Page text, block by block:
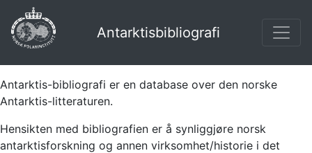
Antarktisbibliografi
Antarktis-bibliografi er en database over den norske
Antarktis-litteraturen.
Hensikten med bibliografien er å synliggjøre norsk
antarktisforskning og annen virksomhet/historie i det